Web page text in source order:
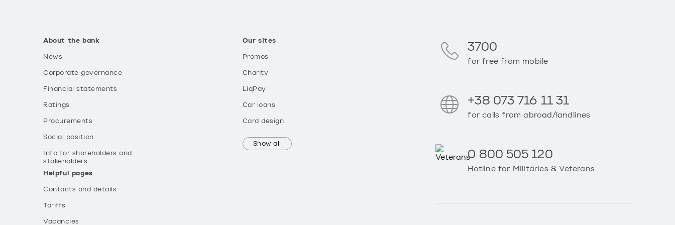
About the bank
News
Corporate governance
Financial statements
Ratings
Procurements
Social position
Info for shareholders and
stakeholders
Helpful pages
Contacts and details
Tariffs
Vacancies
Our sites
Promos
Charity
LiqPay
Car loans
Card design
Show all
3700
for free from mobile
+38 073 716 11 31
for calls from abroad/landlines
0 800 505 120
Hotline for Militaries & Veterans